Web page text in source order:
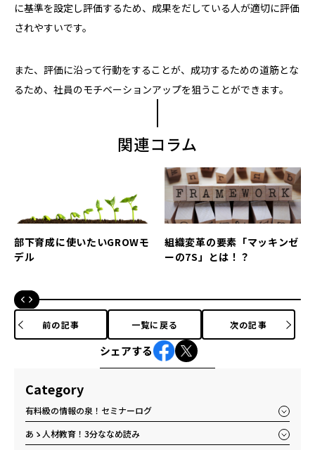
に基準を設定し評価するため、成果をだしている人が適切に評価
されやすいです。
また、評価に沿って行動をすることが、成功するための道筋とな
るため、社員のモチベーションアップを狙うことができます。
Category
有料級の情報の泉！セミナーログ
あゝ人材教育！3分ななめ読み
関連コラム
部下育成に使いたいGROWモ
デル
組織変革の要素「マッキンゼ
ーの7S」とは！？
前の記事 一覧に戻る 次の記事
シェアする